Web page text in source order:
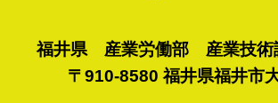
福井県 産業労働部 産業技
〒910-8580 福井県福井市